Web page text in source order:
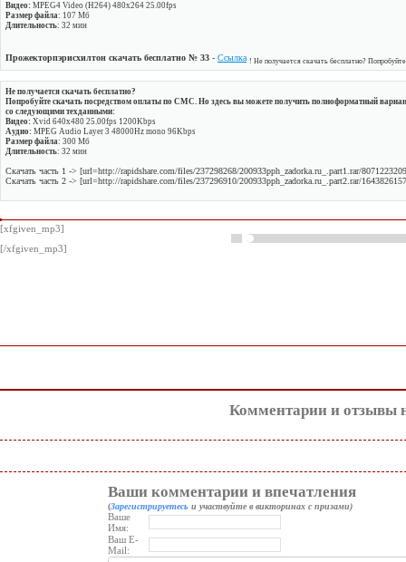
Видео: MPEG4 Video (H264) 480x264 25.00fps
Размер файла: 107 Мб
Длительность: 32 мин
Прожекторпэрисхилтон скачать бесплатно № 33 - Ссылка ! Не получается скачать бесплатно?
Не получается скачать бесплатно?
Попробуйте скачать посредством оплаты по СМС. Но здесь вы можете получить полноформатный
со следующими техданными:
Видео: Xvid 640x480 25.00fps 1200Kbps
Аудио: MPEG Audio Layer 3 48000Hz mono 96Kbps
Размер файла: 300 Мб
Длительность: 32 мин
Скачать часть 1 -> [url=http://rapidshare.com/files/237298268/200933pph_zadorka.ru_.part1.rar/
Скачать часть 2 -> [url=http://rapidshare.com/files/237296910/200933pph_zadorka.ru_.part2.rar/
[xfgiven_mp3]
[/xfgiven_mp3]
Комментарии и отзывы
Ваши комментарии и впечатления
(Зарегистрируетесьи участвуйте в викторинах с призами)
Ваше
Имя:
Ваш E-
Mail: